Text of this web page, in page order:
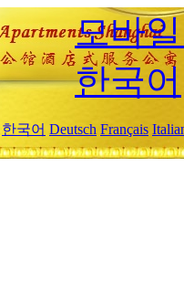
모바
한국어
한국어 Deutsch Français